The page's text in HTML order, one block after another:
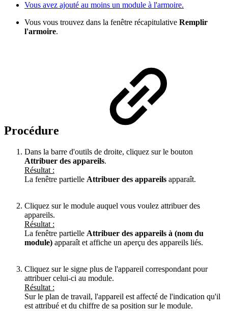
Vous avez ajouté au moins un module à l'armoire.
Vous vous trouvez dans la fenêtre récapitulative Remplir
l'armoire.
Procédure
Dans la barre d'outils de droite, cliquez sur le bouton
Attribuer des appareils.
Résultat :
La fenêtre partielle Attribuer des appareils apparaît.
Cliquez sur le module auquel vous voulez attribuer des
appareils.
Résultat :
La fenêtre partielle Attribuer des appareils à (nom du
module) apparaît et affiche un aperçu des appareils liés.
Cliquez sur le signe plus de l'appareil correspondant pour
attribuer celui-ci au module.
Résultat :
Sur le plan de travail, l'appareil est affecté de l'indication qu'il
est attribué et du chiffre de sa position sur le module.